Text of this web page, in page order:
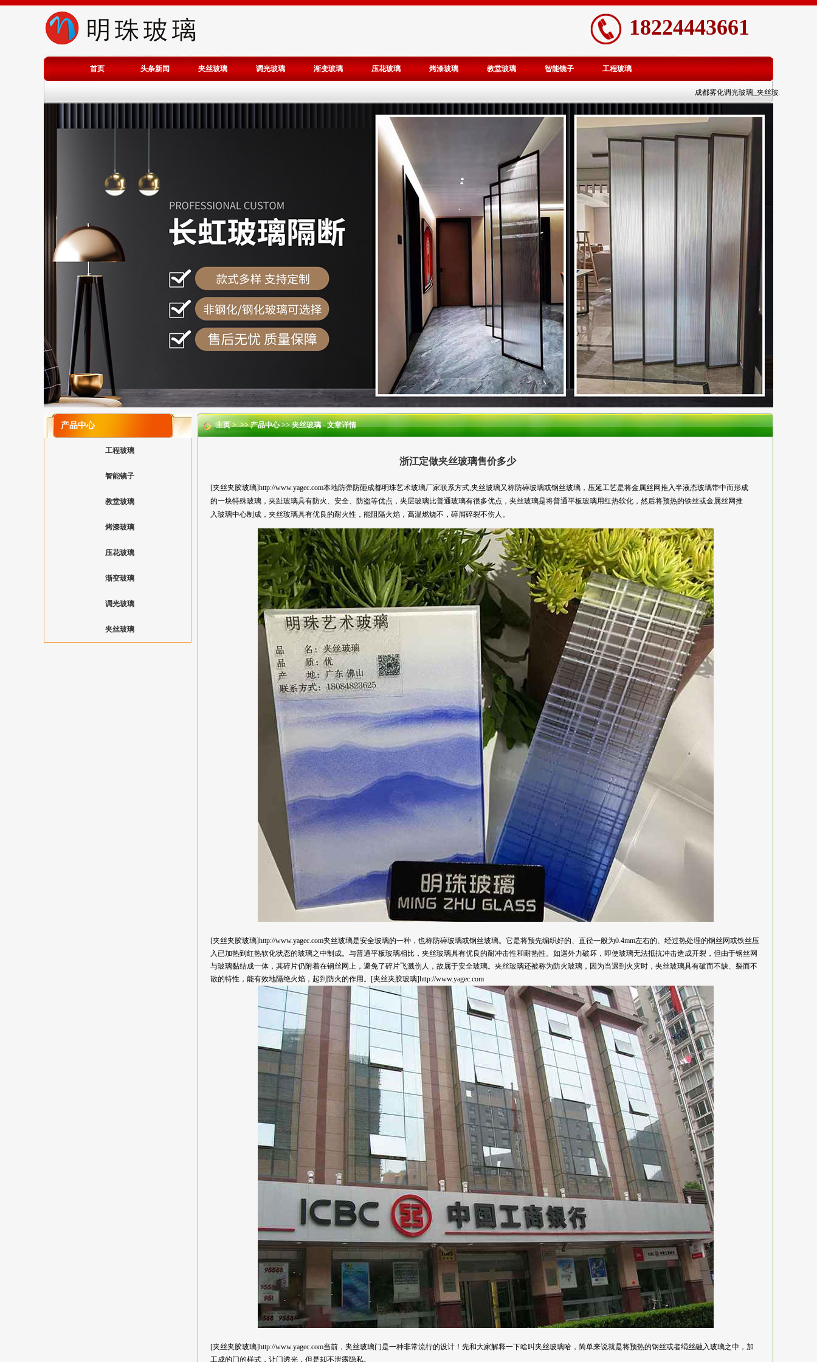
18224443661
首页 头条新闻 夹丝玻璃 调光玻璃 渐变玻璃 压花玻璃 烤漆玻璃 教堂玻璃 智能镜子 工程玻璃
成都雾化调光玻璃_夹丝玻璃_渐变玻璃隔
产品中心
工程玻璃
智能镜子
教堂玻璃
烤漆玻璃
压花玻璃
渐变玻璃
调光玻璃
夹丝玻璃
主页> >>产品中心>>夹丝玻璃- 文章详情
浙江定做夹丝玻璃售价多少
[夹丝夹胶玻璃]http://www.yagec.com本地防弹防砸成都明珠艺术玻璃厂家联系方式,夹丝玻璃又称防碎玻璃或钢丝玻璃，压延工艺是将金属丝网推入半液态玻璃带中而形成
的一块特殊玻璃，夹趾玻璃具有防火、安全、防盗等优点，夹层玻璃比普通玻璃有很多优点，夹丝玻璃是将普通平板玻璃用红热软化，然后将预热的铁丝或金属丝网推
入玻璃中心制成，夹丝玻璃具有优良的耐火性，能阻隔火焰，高温燃烧不，碎屑碎裂不伤人。
[夹丝夹胶玻璃]http://www.yagec.com夹丝玻璃是安全玻璃的一种，也称防碎玻璃或钢丝玻璃。它是将预先编织好的、直径一般为0.4mm左右的、经过热处理的钢丝网或铁丝压
入已加热到红热软化状态的玻璃之中制成。与普通平板玻璃相比，夹丝玻璃具有优良的耐冲击性和耐热性。如遇外力破坏，即使玻璃无法抵抗冲击造成开裂，但由于钢丝网
与玻璃黏结成一体，其碎片仍附着在钢丝网上，避免了碎片飞溅伤人，故属于安全玻璃。夹丝玻璃还被称为防火玻璃，因为当遇到火灾时，夹丝玻璃具有破而不缺、裂而不
散的特性，能有效地隔绝火焰，起到防火的作用。[夹丝夹胶玻璃]http://www.yagec.com
[夹丝夹胶玻璃]http://www.yagec.com当前，夹丝玻璃门是一种非常流行的设计！先和大家解释一下啥叫夹丝玻璃哈，简单来说就是将预热的钢丝或者绢丝融入玻璃之中，加
工成的门的样式，让门透光，但是却不泄露隐私。